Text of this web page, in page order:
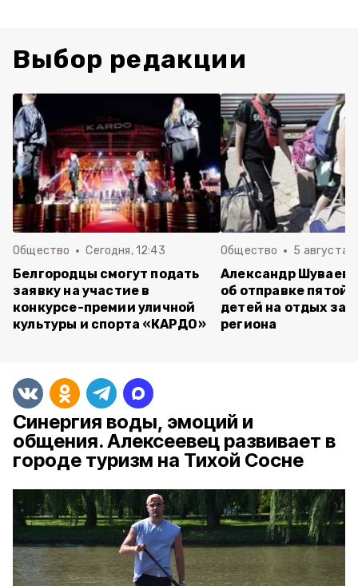
Выбор редакции
Общество Сегодня, 12:43
Белгородцы смогут подать
заявку на участие в
конкурсе-премии уличной
культуры и спорта «КАРДО»
Общество 5 августа ,
Александр Шуваев
об отправке пятой
детей на отдых за
региона
Синергия воды, эмоций и
общения. Алексеевец развивает в
городе туризм на Тихой Сосне